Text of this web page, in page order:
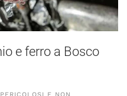
e ferro a Bosco
E NON